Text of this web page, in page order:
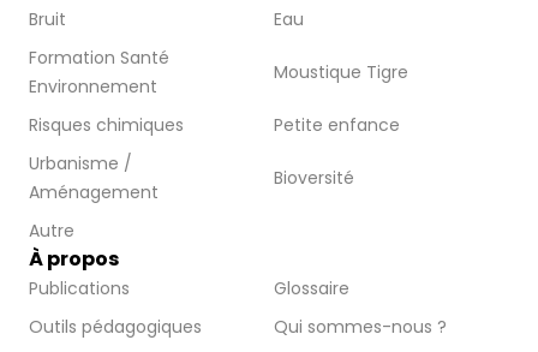
Bruit
Eau
Formation Santé
Environnement
Moustique Tigre
Risques chimiques
Petite enfance
Urbanisme /
Aménagement
Bioversité
Autre
À propos
Publications
Glossaire
Outils pédagogiques
Qui sommes-nous ?